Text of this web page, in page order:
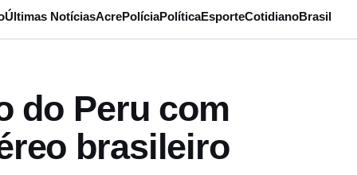
Últimas NotíciasAcrePolíciaPolíticaEsporteCotidianoBrasil
do Peru com
brasileiro